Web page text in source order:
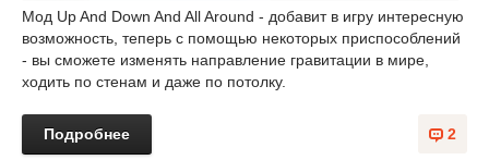
Мод Up And Down And All Around - добавит в игру интересную
возможность, теперь с помощью некоторых приспособлений
- вы сможете изменять направление гравитации в мире,
ходить по стенам и даже по потолку.
2
Подробнее